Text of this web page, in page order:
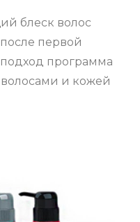
блеск волос
первой
программа
волосами и кожей